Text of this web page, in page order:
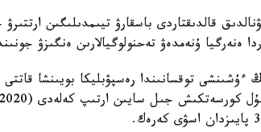
قالدىقتاردى باسقارۋ تيىمدىلىگىن
ەنەرگيا ۇنەمدەۋ تەحنولوگيالارىن ەنگىزۋ